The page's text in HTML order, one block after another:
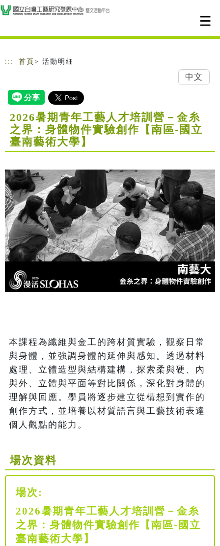
跳到主要內容
網站導覽
::: 首頁 > 活動明細
中文
2026暑期青年工藝人才培訓營－金糸
之界：身體物件實驗創作【南區-國立
臺南藝術大學】
本課程為纖維與金工的跨材質實驗，觀察日常
與身體，並強調身體的延伸與感知。透過材料
處理、立體造型與結構建構，探索柔與硬、內
與外、立體與平面等對比關係，深化對身體的
理解與回應。學員將逐步建立從構想到實作的
創作方式，並培養以材質語言與工藝技術表達
個人觀點的能力。
場次資料
場次:
2026暑期青年工藝人才培訓營－金糸
之界：身體物件實驗創作【南區-國立
臺南藝術大學】